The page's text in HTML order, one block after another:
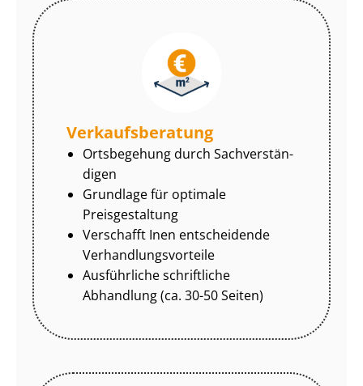
Ver­kaufs­be­ra­tung
Ortsbegehung durch Sach­ver­stän­
di­gen
Grundlage für optimale
Preisgestaltung
Verschafft Inen entscheidende
Ver­hand­lungs­vor­tei­le
Ausführliche schriftliche
Abhandlung (ca. 30-50 Seiten)